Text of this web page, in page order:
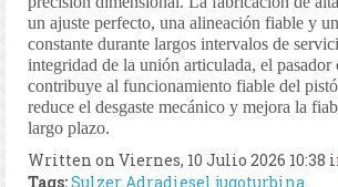
un ajuste perfecto, una alineación fiable y
constante durante largos intervalos de
integridad de la unión articulada, el
contribuye al funcionamiento fiable del
reduce el desgaste mecánico y mejora la
largo plazo.
Written on Viernes, 10 Julio 2026 10:38
Tags:SulzerAdradiesel jugoturbina